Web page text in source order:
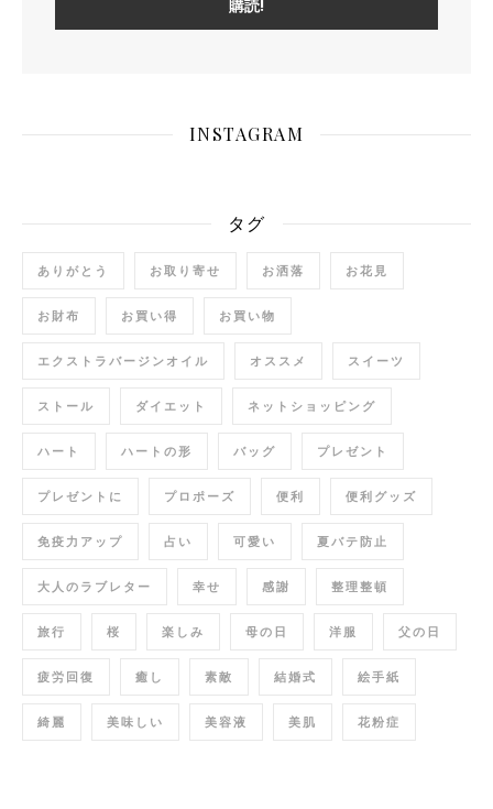
INSTAGRAM
タグ
ありがとう お取り寄せ お洒落 お花見
お財布 お買い得 お買い物
エクストラバージンオイル オススメ スイーツ
ストール ダイエット ネットショッピング
ハート ハートの形 バッグ プレゼント
プレゼントに プロポーズ 便利 便利グッズ
免疫力アップ 占い 可愛い 夏バテ防止
大人のラブレター 幸せ 感謝 整理整頓
旅行 桜 楽しみ 母の日 洋服 父の日
疲労回復 癒し 素敵 結婚式 絵手紙
綺麗 美味しい 美容液 美肌 花粉症